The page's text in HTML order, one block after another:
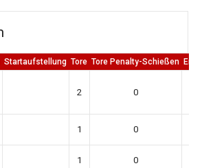
Startaufstellung Tore Tore Penalty-Schießen
2 0
1 0
1 0